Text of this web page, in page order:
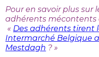
Pour en savoir plus sur
adhérents mécontents
« Des adhérents tirent
Intermarché Belgique
Mestdagh ? »